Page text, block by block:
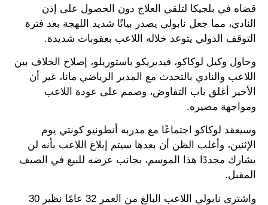
قضاه في بلجيكا لتلقي العلاج دون الحصول على إذن
النادي، مما جعل نابولي يصدر بيانًا شديد اللهجة بعد فترة
التوقف الدولي يتوعد خلاله اللاعب بعقوبات شديدة.
وحاول وكيل لوكاكو، فيديريكو باستوريلو، إصلاح الخلاف بين
اللاعب والنادي بالتحدث مع المدير الرياضي مانا، غير أن
الأخير أغلق باب التفاوض، وصمم على عودة اللاعب
ومواجهة مصيره.
وسيعقد لوكاكو اجتماعًا مع مدربه أنطونيو كونتي يوم
الإثنين، وأغلب الظن أن بعدها سيتم إبلاغ اللاعب بأنه لن
يشارك مجددًا هذا الموسم، بجانب عرضه للبيع في الصيف
المقبل.
واشترى نابولي اللاعب البالغ من العمر 32 عامًا نظير 30